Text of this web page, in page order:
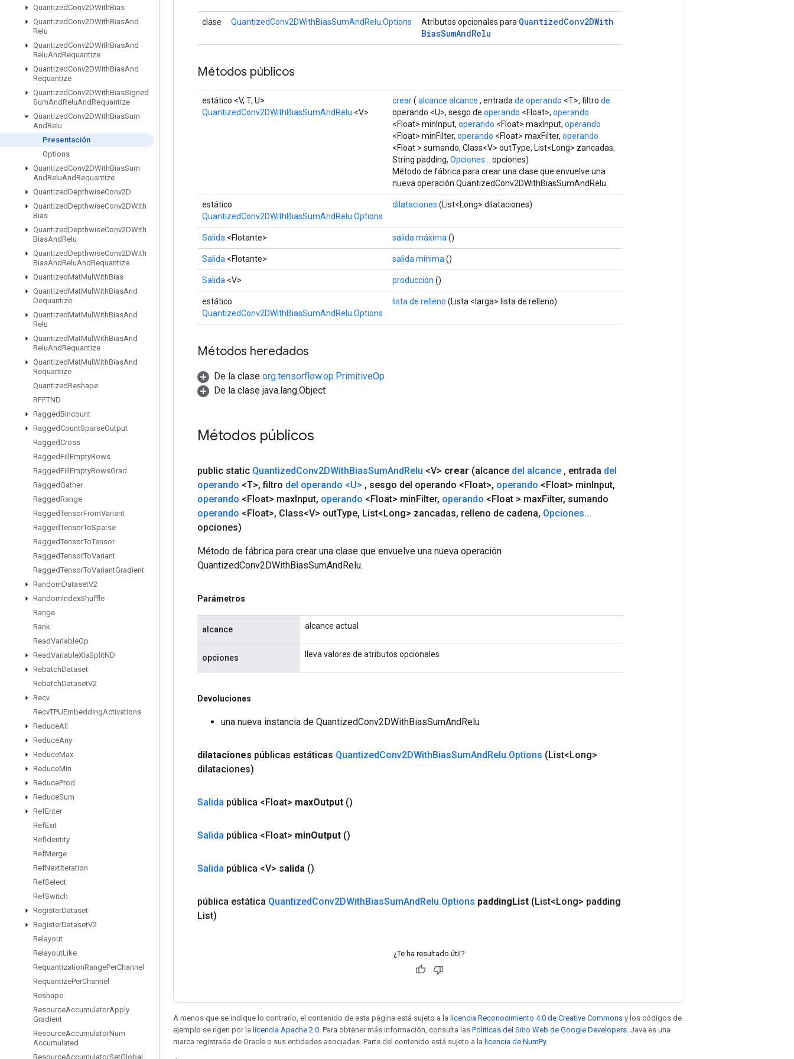
QuantizedConv2DWithBias
QuantizedConv2DWithBiasAnd
Relu
QuantizedConv2DWithBiasAnd
ReluAndRequantize
QuantizedConv2DWithBiasAnd
Requantize
QuantizedConv2DWithBiasSigned
SumAndReluAndRequantize
QuantizedConv2DWithBiasSum
AndRelu
Presentación
Options
QuantizedConv2DWithBiasSum
AndReluAndRequantize
QuantizedDepthwiseConv2D
QuantizedDepthwiseConv2DWith
Bias
QuantizedDepthwiseConv2DWith
BiasAndRelu
QuantizedDepthwiseConv2DWith
BiasAndReluAndRequantize
QuantizedMatMul WithBias
QuantizedMatMul WithBiasAnd
Dequantize
QuantizedMatMul WithBiasAnd
Relu
QuantizedMatMul WithBiasAnd
ReluAndRequantize
QuantizedMatMul WithBiasAnd
Requantize
QuantizedReshape
RFFTND
RaggedBincount
RaggedCountSparseOutput
RaggedCross
RaggedFill EmptyRows
RaggedFill EmptyRowsGrad
RaggedGather
RaggedRange
RaggedTensorFromVariant
RaggedTensorToSparse
RaggedTensorToTensor
RaggedTensorToVariant
RaggedTensorToVariantGradient
RandomDatasetV2
RandomIndexShuffle
Range
Rank
ReadVariableOp
ReadVariableXlaSplitND
RebatchDataset
RebatchDatasetV2
Recv
RecvTPUEmbeddingActivations
ReduceAll
ReduceAny
ReduceMax
ReduceMin
ReduceProd
ReduceSum
RefEnter
RefExit
RefIdentity
RefMerge
RefNextIteration
RefSelect
RefSwitch
RegisterDataset
RegisterDatasetV2
Relayout
RelayoutLike
RequantizationRangePerChannel
RequantizePerChannel
Reshape
ResourceAccumulatorApply
Gradient
ResourceAccumulatorNum
Accumulated
ResourceAccumulatorSetGlobal
clase QuantizedConv2DWithBiasSumAndRelu.Options Atributos opcionales para QuantizedConv2DWith
BiasSumAndRelu
Métodos públicos
estático <V, T, U>
QuantizedConv2DWithBiasSumAndRelu <V>
crear( alcance alcance , entrada de operando <T>, filtro de
operando <U>, sesgo de operando <Float>, operando
<Float> minInput, operando <Float> maxInput, operando
<Float> minFilter, operando <Float> maxFilter, operando
<Float > sumando, Class<V> outType, List<Long> zancadas,
String padding, Opciones...
opciones)
Método de fábrica para crear una clase que envuelve una
nueva operación QuantizedConv2DWithBiasSumAndRelu.
estático
QuantizedConv2DWithBiasSumAndRelu.Options
dilataciones (List<Long> dilataciones)
Salida <Flotante> salida máxima ()
Salida <Flotante> salida mínima ()
Salida <V> producción ()
estático
QuantizedConv2DWithBiasSumAndRelu.Options
lista de relleno (Lista <larga> lista de relleno)
Métodos heredados
De la clase org.tensorflow.op.PrimitiveOp
De la clase java.lang.Object
Métodos públicos
public static QuantizedConv2DWithBiasSumAndRelu <V> crear (alcance del alcance , entrada del
operando <T>, filtro del operando <U> , sesgo del operando <Float>, operando <Float> minInput,
operando <Float> maxInput, operando <Float> minFilter, operando <Float > maxFilter, sumando
operando <Float>, Class<V> outType, List<Long> zancadas, relleno de cadena, Opciones...
opciones)
Método de fábrica para crear una clase que envuelve una nueva operación
QuantizedConv2DWithBiasSumAndRelu.
Parámetros
alcance alcance actual
opciones lleva valores de atributos opcionales
Devoluciones
una nueva instancia de QuantizedConv2DWithBiasSumAndRelu
dilataciones públicas estáticas QuantizedConv2DWithBiasSumAndRelu.Options (List<Long>
dilataciones)
Salida pública <Float> maxOutput ()
Salida pública <Float> minOutput ()
Salida pública <V> salida ()
pública estática QuantizedConv2DWithBiasSumAndRelu.Options paddingList (List<Long> padding
List)
¿Te ha resultado útil?
A menos que se indique lo contrario, el contenido de esta página está sujeto a la licencia Reconocimiento 4.0 de Creative Commons y los códigos de
ejemplo se rigen por la licencia Apache 2.0 . Para obtener más información, consulta las Políticas del Sitio Web de Google Developers . Java es una
marca registrada de Oracle o sus entidades asociadas. Parte del contenido está sujeto a la licencia de NumPy.